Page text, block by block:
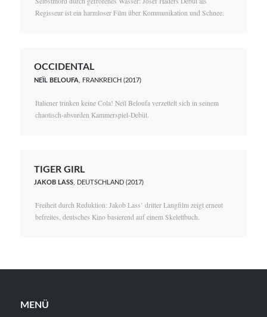
Regisseur ist ein harmloser Film über Kommunikation und Schnee.
OCCIDENTAL
NEÏL BELOUFA , FRANKREICH (2017)
Italiener trinken keine Cola! Neïl Beloufa verzettelt sich in seinem
chaotisch-absurden Kammerspiel-Debüt.
TIGER GIRL
JAKOB LASS , DEUTSCHLAND (2017)
Freiheit durch Reduktion: Jakob Lass’ dritter Langfilm zeigt erneut
befreites, deutsches Kino basierend auf einem Skelettbuch.
MENÜ